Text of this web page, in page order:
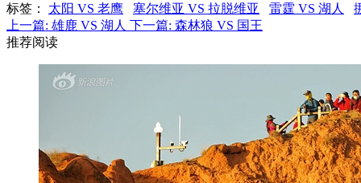
标签 ： 太阳 VS 老鹰 塞尔维亚 VS 拉脱维亚 雷霆 VS 湖人
上一篇: 雄鹿 VS 湖人 下一篇: 森林狼 VS 国王
推荐阅读